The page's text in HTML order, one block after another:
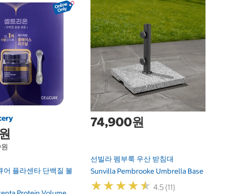
어 플라센타 단백질 볼
74,900원
선빌라 펨부룩 우산 받침대
Sunvilla Pembrooke Umbrella Base
★★★★★
★★★★★ 4.5 (11)